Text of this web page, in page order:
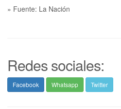
» Fuente: La Nación
Redes sociales:
Facebook Whatsapp Twitter